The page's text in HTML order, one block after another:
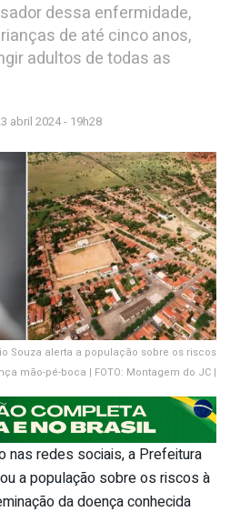
dessa enfermidade,
de até cinco anos,
adultos de todas as
abril 2024 - 19h28
Souza alerta a população sobre os riscos
mão-pé-boca | FOTO: Montagem do JC |
nas redes sociais, a Prefeitura
a população sobre os riscos à
da doença conhecida